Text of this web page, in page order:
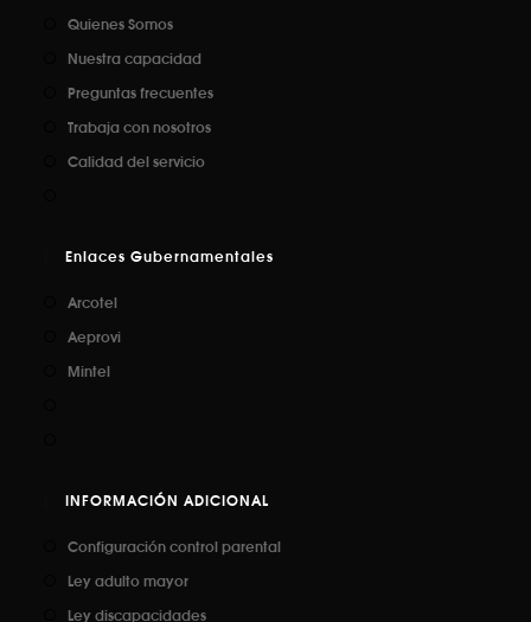
Quienes Somos
Nuestra capacidad
Preguntas frecuentes
Trabaja con nosotros
Calidad del servicio
Enlaces Gubernamentales
Arcotel
Aeprovi
Mintel
INFORMACIÓN ADICIONAL
Configuración control parental
Ley adulto mayor
Ley discapacidades